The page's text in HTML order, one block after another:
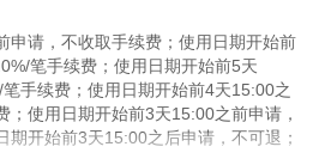
申请，不收取手续费；使用日期开始前
笔手续费；使用日期开始前5天
手续费；使用日期开始前4天15:00之
使用日期开始前3天15:00之前申请，
开始前3天15:00之后申请，不可退；